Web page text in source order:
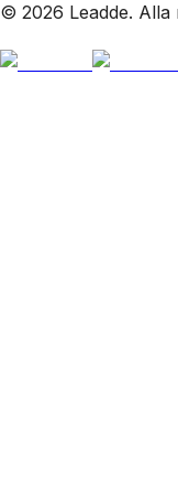
© 2026 Leadde.